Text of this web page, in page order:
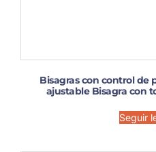
Bisagras con control de
ajustable Bisagra con
Seguir